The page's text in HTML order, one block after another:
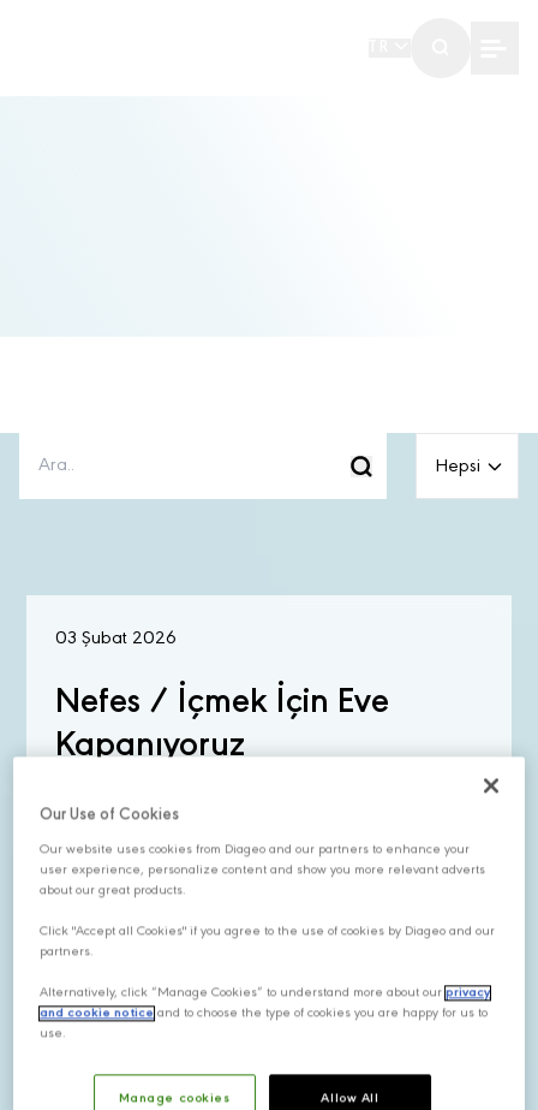
Hepsi
03 Şubat 2026
Nefes / İçmek İçin Eve
Kapanıyoruz
KEŞFET
Sözcü / 2026'da Viski,
Rakıyı Tahtından Edecek
Our Use of Cookies
Our website uses cookies from Diageo and our partners to enhance your
user experience, personalize content and show you more relevant adverts
about our great products.
Click "Accept all Cookies" if you agree to the use of cookies by Diageo and our
partners.
Alternatively, click “Manage Cookies” to understand more about ourprivacy
and cookie notice and to choose the type of cookies you are happy for us to
use.
Manage cookies Allow All